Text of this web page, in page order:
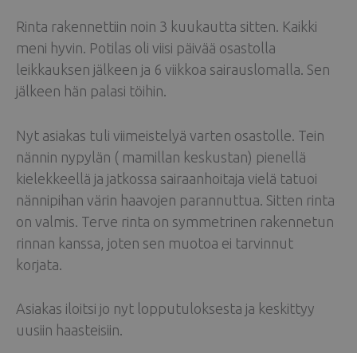
Rinta rakennettiin noin 3 kuukautta sitten. Kaikki
meni hyvin. Potilas oli viisi päivää osastolla
leikkauksen jälkeen ja 6 viikkoa sairauslomalla. Sen
jälkeen hän palasi töihin.
Nyt asiakas tuli viimeistelyä varten osastolle. Tein
nännin nypylän ( mamillan keskustan) pienellä
kielekkeellä ja jatkossa sairaanhoitaja vielä tatuoi
nännipihan värin haavojen parannuttua. Sitten rinta
on valmis. Terve rinta on symmetrinen rakennetun
rinnan kanssa, joten sen muotoa ei tarvinnut
korjata.
Asiakas iloitsi jo nyt lopputuloksesta ja keskittyy
uusiin haasteisiin.